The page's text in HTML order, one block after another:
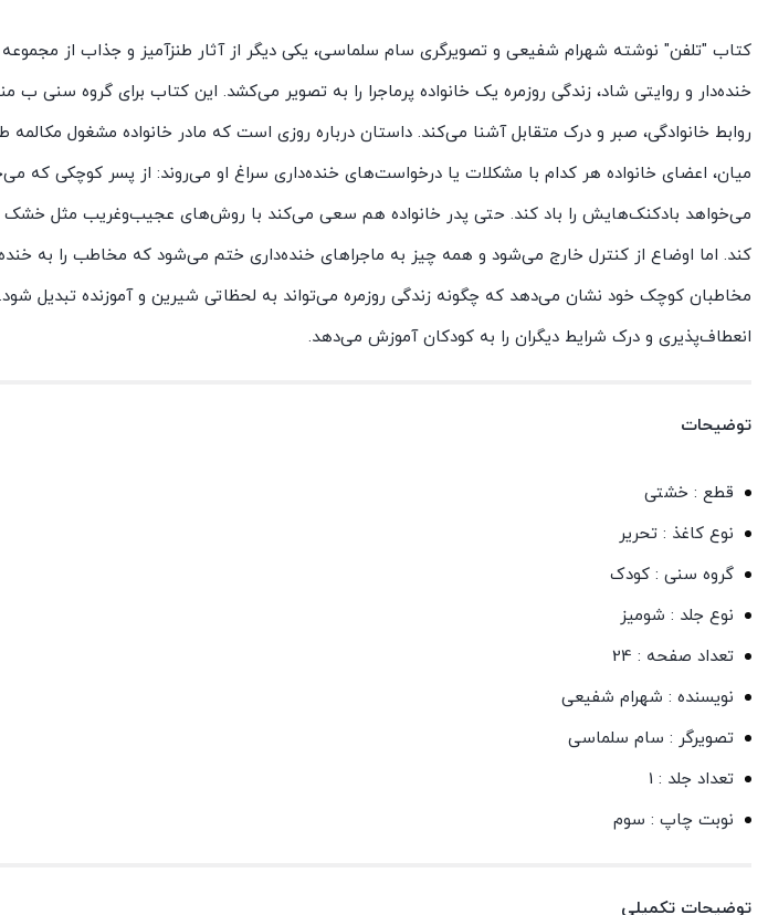
کتاب "تلفن" نوشته شهرام شفیعی و تصویرگری سام سلماسی، یکی دیگر از آثار طنزآمیز و جذاب از
خنده‌دار و روایتی شاد، زندگی روزمره یک خانواده پرماجرا را به تصویر می‌کشد. این کتاب برای گروه سنی
روابط خانوادگی، صبر و درک متقابل آشنا می‌کند. داستان درباره روزی است که مادر خانواده مشغول
میان، اعضای خانواده هر کدام با مشکلات یا درخواست‌های خنده‌داری سراغ او می‌روند: از پسر کوچکی که
می‌خواهد بادکنک‌هایش را باد کند. حتی پدر خانواده هم سعی می‌کند با روش‌های عجیب‌وغریب مثل خشک
کند. اما اوضاع از کنترل خارج می‌شود و همه چیز به ماجراهای خنده‌داری ختم می‌شود که مخاطب را به
مخاطبان کوچک خود نشان می‌دهد که چگونه زندگی روزمره می‌تواند به لحظاتی شیرین و آموزنده تبدیل
انعطاف‌پذیری و درک شرایط دیگران را به کودکان آموزش می‌دهد.
توضیحات
قطع : خشتی
نوع کاغذ : تحریر
گروه سنی : کودک
نوع جلد : شومیز
تعداد صفحه : 24
نویسنده : شهرام شفیعی
تصویرگر : سام سلماسی
تعداد جلد : 1
نوبت چاپ : سوم
توضیحات تکمیلی